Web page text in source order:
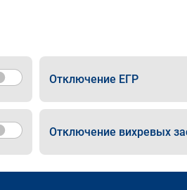
Отключение ЕГР
Отключение вихревых